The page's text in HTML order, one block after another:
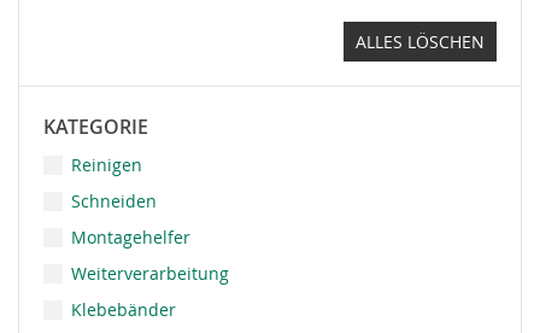
ALLES LÖSCHEN
KATEGORIE
Reinigen
Schneiden
Montagehelfer
Weiterverarbeitung
Klebebänder